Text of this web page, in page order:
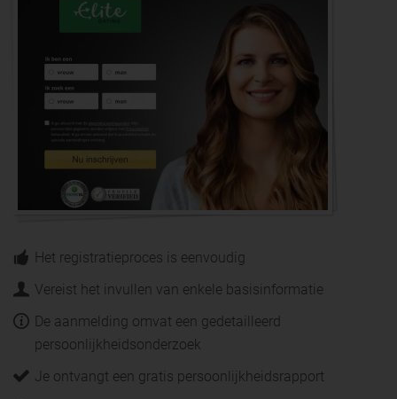
Het registratieproces is eenvoudig
Vereist het invullen van enkele basisinformatie
De aanmelding omvat een gedetailleerd
persoonlijkheidsonderzoek
Je ontvangt een gratis persoonlijkheidsrapport